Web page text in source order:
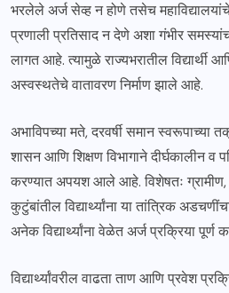
भरलेले अर्ज सेव्ह न होणे तसेच
प्रणाली प्रतिसाद न देणे अशा गंभीर समस्यांचा
लागत आहे. त्यामुळे राज्यभरातील विद्यार्थी
अस्वस्थतेचे वातावरण निर्माण झाले आहे.
अभाविपच्या मते, दरवर्षी समान स्वरूपाच्या
शासन आणि शिक्षण विभागाने दीर्घकालीन व
करण्यात अपयश आले आहे. विशेषतः ग्रामीण,
कुटुंबांतील विद्यार्थ्यांना या तांत्रिक
अनेक विद्यार्थ्यांना वेळेत अर्ज प्रक्रिया पूर्ण
विद्यार्थ्यांवरील वाढता ताण आणि प्रवेश